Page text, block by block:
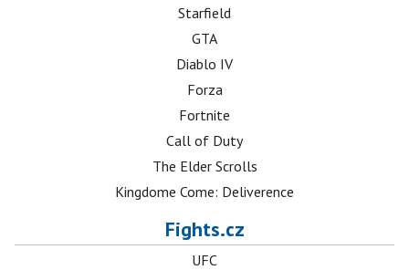
Starfield
GTA
Diablo IV
Forza
Fortnite
Call of Duty
The Elder Scrolls
Kingdome Come: Deliverence
Fights.cz
UFC